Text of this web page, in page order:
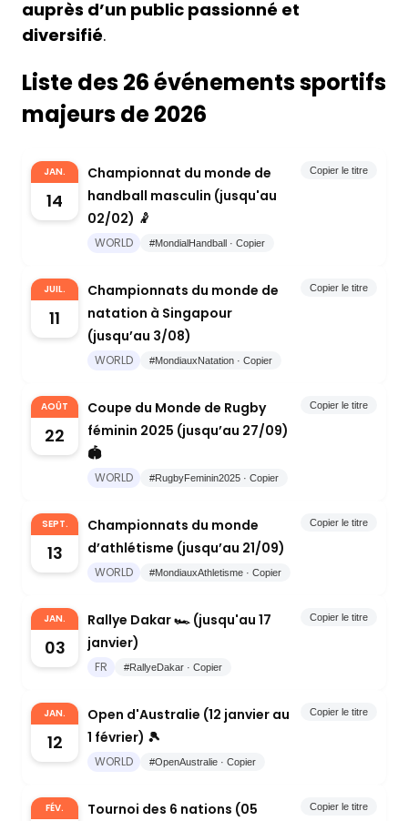
auprès d’un public passionné et
diversifié.
Liste des 26 événements sportifs
majeurs de 2026
JAN.
14
Championnat du monde de
handball masculin (jusqu'au
02/02) 🤾
WORLD #MondialHandball · Copier
Copier le titre
JUIL.
11
Championnats du monde de
natation à Singapour
(jusqu’au 3/08)
WORLD #MondiauxNatation · Copier
Copier le titre
AOÛT
22
Coupe du Monde de Rugby
féminin 2025 (jusqu’au 27/09)
🏟
WORLD #RugbyFeminin2025 · Copier
Copier le titre
SEPT.
13
Championnats du monde
d’athlétisme (jusqu’au 21/09)
WORLD #MondiauxAthletisme · Copier
Copier le titre
JAN.
03
Rallye Dakar 🏎️ (jusqu'au 17
janvier)
FR #RallyeDakar · Copier
Copier le titre
JAN.
12
Open d'Australie (12 janvier au
1 février) 🎾
WORLD #OpenAustralie · Copier
Copier le titre
FÉV.
Tournoi des 6 nations (05
Copier le titre